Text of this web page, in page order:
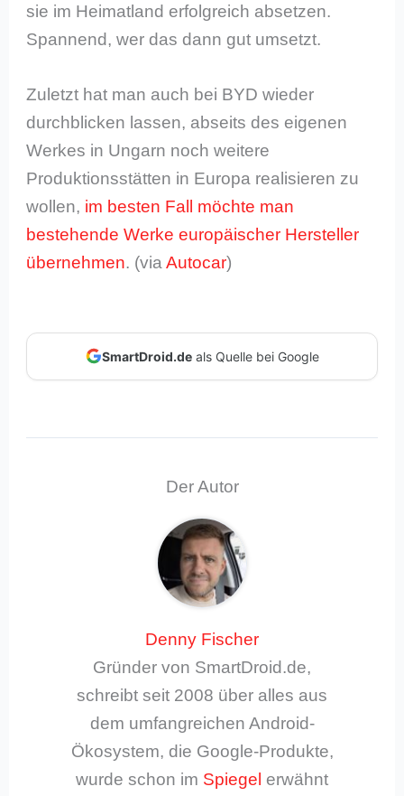
sie im Heimatland erfolgreich absetzen.
Spannend, wer das dann gut umsetzt.
Zuletzt hat man auch bei BYD wieder
durchblicken lassen, abseits des eigenen
Werkes in Ungarn noch weitere
Produktionsstätten in Europa realisieren zu
wollen, im besten Fall möchte man
bestehende Werke europäischer Hersteller
übernehmen. (viaAutocar)
SmartDroid.deals Quelle bei Google
Der Autor
Denny Fischer
Gründer von SmartDroid.de,
schreibt seit 2008 über alles aus
dem umfangreichen Android-
Ökosystem, die Google-Produkte,
wurde schon im Spiegel erwähnt